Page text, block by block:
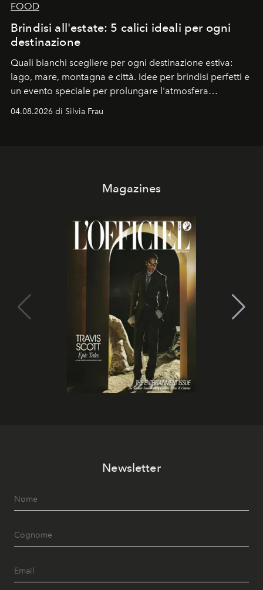
FOOD
Brindisi all'estate: 5 calici ideali per ogni
destinazione
Quali bianchi scegliere per ogni destinazione estiva:
lago, mare, montagna e città. Idee per brindisi perfetti e
un evento speciale per prolungare l'atmosfera
04.08.2026 di Silvia Frau
Magazines
Newsletter